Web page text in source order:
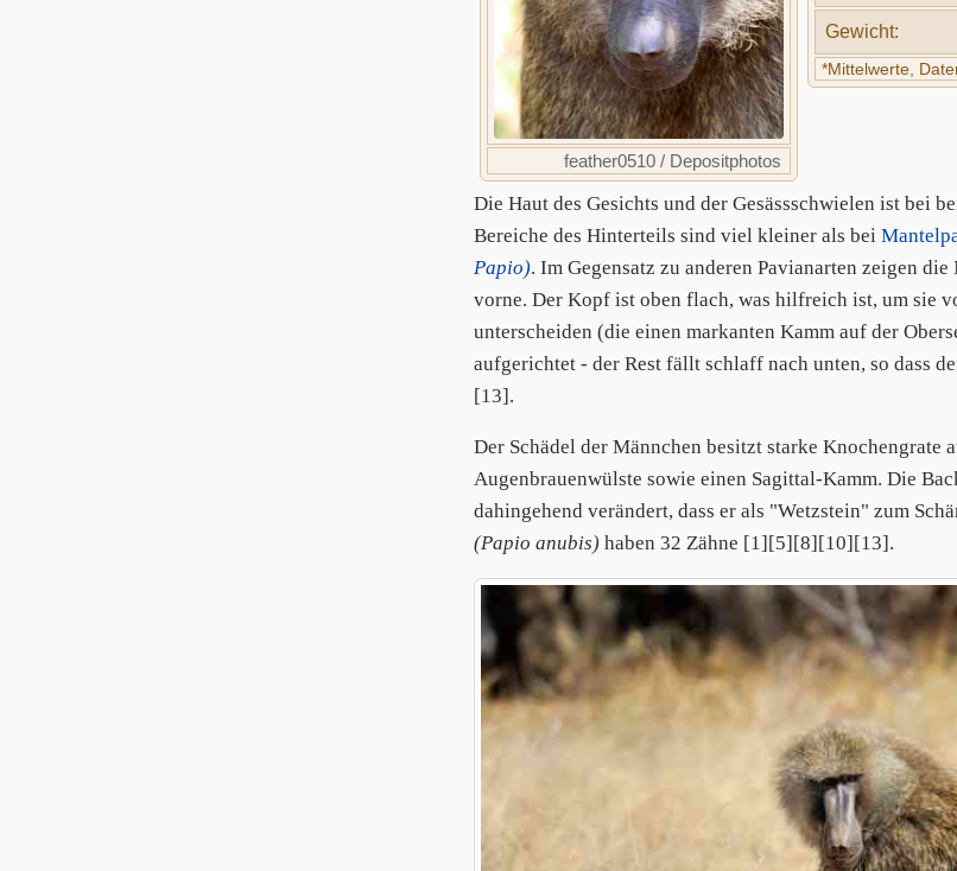
feather0510 / Depositphotos
Gewicht:
*Mittelwerte,
Die Haut des Gesichts und der Gesässschwielen ist bei
Bereiche des Hinterteils sind viel kleiner als bei
Papio). Im Gegensatz zu anderen Pavianarten zeigen
vorne. Der Kopf ist oben flach, was hilfreich ist, um sie
unterscheiden (die einen markanten Kamm auf der
aufgerichtet - der Rest fällt schlaff nach unten, so dass
[13].
Der Schädel der Männchen besitzt starke Knochengrate
Augenbrauenwülste sowie einen Sagittal-Kamm. Die
dahingehend verändert, dass er als "Wetzstein" zum
(Papio anubis) haben 32 Zähne [1][5][8][10][13].